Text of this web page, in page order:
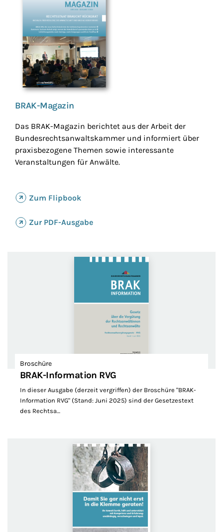
BRAK-Magazin
Das BRAK-Magazin berichtet aus der Arbeit der
Bundesrechtsanwaltskammer und informiert über
praxisbezogene Themen sowie interessante
Veranstaltungen für Anwälte.
Zum Flipbook
Zur PDF-Ausgabe
Broschüre
BRAK-Information RVG
In dieser Ausgabe (derzeit vergriffen) der Broschüre "BRAK-
Information RVG" (Stand: Juni 2025) sind der Gesetzestext
des Rechtsa…